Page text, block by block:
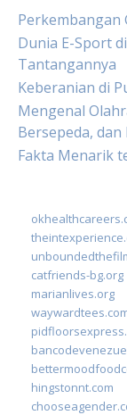
Perkembangan
Dunia E-Sport
Tantangannya
Keberanian di
Mengenal
Bersepeda, dan
Fakta Menarik
catfriends-bg.org
marianlives.org
hingstonnt.com